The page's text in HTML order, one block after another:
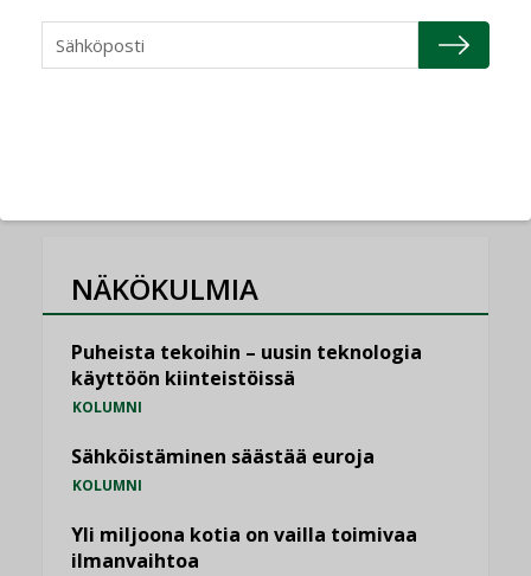
Kaivamattomat menetelmät
vakiinnuttavat asemansa taloyhtiöissä
LEHDEN ARTIKKELIT,TILAAJILLE
NÄKÖKULMIA
Puheista tekoihin – uusin teknologia
käyttöön kiinteistöissä
KOLUMNI
Sähköistäminen säästää euroja
KOLUMNI
Yli miljoona kotia on vailla toimivaa
ilmanvaihtoa